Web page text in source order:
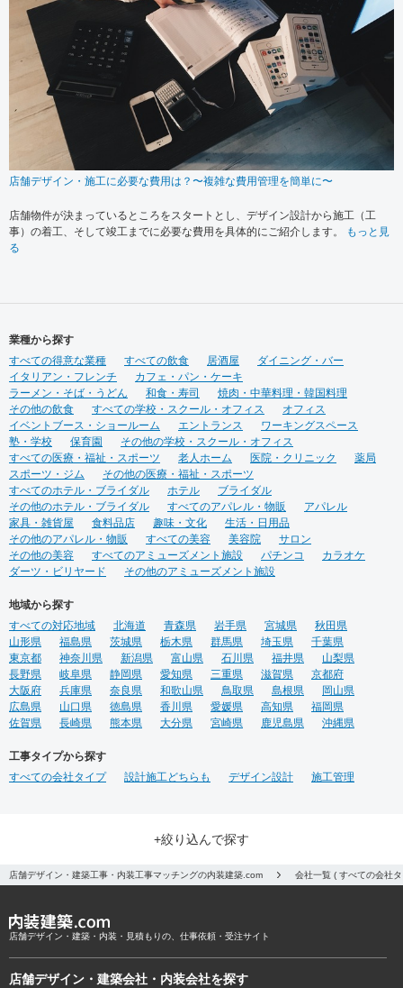
店舗デザイン・施工に必要な費用は？〜複雑な費用管理を簡単に〜
店舗物件が決まっているところをスタートとし、デザイン設計から施工（工
事）の着工、そして竣工までに必要な費用を具体的にご紹介します。
もっと見
る
業種から探す
すべての得意な業種
すべての飲食 居酒屋
ダイニング・バー
イタリアン・フレンチ
カフェ・パン・ケーキ
ラーメン・そば・うどん
和食・寿司
焼肉・中華料理・韓国料理
その他の飲食
すべての学校・スクール・オフィス
オフィス
イベントブース・ショールーム
エントランス
ワーキングスペース
塾・学校
保育園
その他の学校・スクール・オフィス
すべての医療・福祉・スポーツ
老人ホーム 医院・クリニック
薬局
スポーツ・ジム
その他の医療・福祉・スポーツ
すべてのホテル・ブライダル
ホテル
ブライダル
その他のホテル・ブライダル
すべてのアパレル・物販
アパレル
家具・雑貨屋
食料品店 趣味・文化
生活・日用品
その他のアパレル・物販
すべての美容 美容院
サロン
その他の美容
すべてのアミューズメント施設 パチンコ
カラオケ
ダーツ・ビリヤード
その他のアミューズメント施設
地域から探す
すべての対応地域
北海道 青森県 岩手県 宮城県
秋田県
山形県
福島県 茨城県 栃木県 群馬県 埼玉県
千葉県
東京都
神奈川県 新潟県 富山県 石川県 福井県
山梨県
長野県
岐阜県 静岡県 愛知県 三重県 滋賀県
京都府
大阪府
兵庫県 奈良県 和歌山県 鳥取県 島根県
岡山県
広島県
山口県 徳島県 香川県 愛媛県 高知県
福岡県
佐賀県
長崎県 熊本県 大分県 宮崎県 鹿児島県 沖縄県
工事タイプから探す
すべての会社タイプ
設計施工どちらも デザイン設計 施工管理
+絞り込んで探す
店舗デザイン・建築工事・内装工事マッチングの内装建築.com 会社一覧 ( すべての会社
店舗デザイン・建築・内装・見積もりの、仕事依頼・受注サイト
店舗デザイン・建築会社・内装会社を探す